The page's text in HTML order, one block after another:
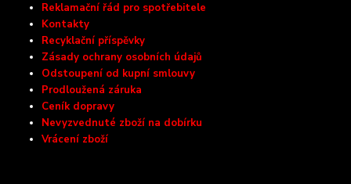
Reklamační řád pro spotřebitele
Kontakty
Recyklační příspěvky
Zásady ochrany osobních údajů
Odstoupení od kupní smlouvy
Prodloužená záruka
Ceník dopravy
Nevyzvednuté zboží na dobírku
Vrácení zboží